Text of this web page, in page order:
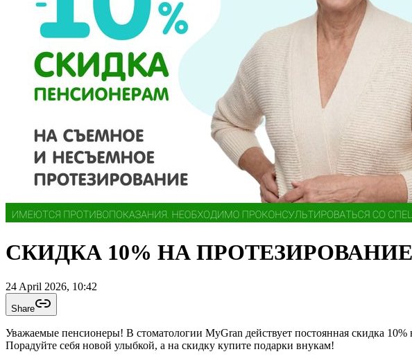
СКИДКА 10% НА
24 April 2026, 10:42
Share
Уважаемые пенсионеры! В стоматологии MyGran действует постоянная скидка
Порадуйте себя новой улыбкой, а на скидку купите подарки внукам!